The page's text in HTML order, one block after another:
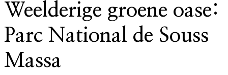
Weelderige groene oase:
Parc National de Souss
Massa